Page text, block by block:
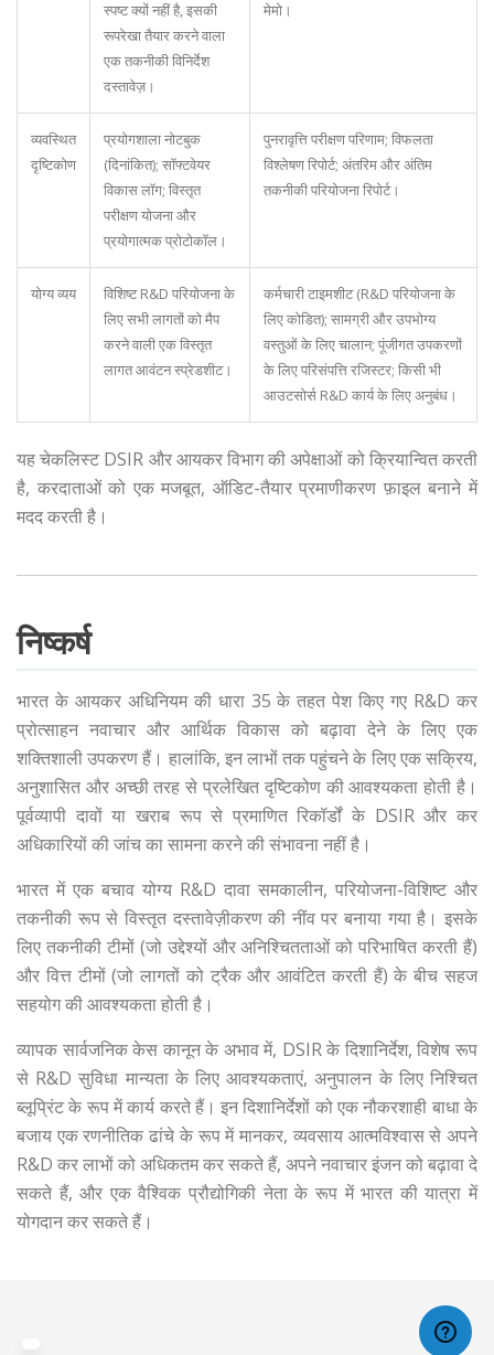
स्पष्ट क्यों नहीं है, इसकी
रूपरेखा तैयार करने वाला
एक तकनीकी विनिर्देश
दस्तावेज़।
मेमो।
व्यवस्थित
दृष्टिकोण
प्रयोगशाला नोटबुक
(दिनांकित); सॉफ्टवेयर
विकास लॉग; विस्तृत
परीक्षण योजना और
प्रयोगात्मक प्रोटोकॉल।
पुनरावृत्ति परीक्षण परिणाम; विफलता
विश्लेषण रिपोर्ट; अंतरिम और अंतिम
तकनीकी परियोजना रिपोर्ट।
योग्य व्यय
विशिष्ट R&D परियोजना के
लिए सभी लागतों को मैप
करने वाली एक विस्तृत
लागत आवंटन स्प्रेडशीट।
कर्मचारी टाइमशीट (R&D परियोजना के
लिए कोडित); सामग्री और उपभोग्य
वस्तुओं के लिए चालान; पूंजीगत उपकरणों
के लिए परिसंपत्ति रजिस्टर; किसी भी
आउटसोर्स R&D कार्य के लिए अनुबंध।
यह चेकलिस्ट DSIR और आयकर विभाग की अपेक्षाओं को क्रियान्वित करती
है, करदाताओं को एक मजबूत, ऑडिट-तैयार प्रमाणीकरण फ़ाइल बनाने में
मदद करती है।
निष्कर्ष
भारत के आयकर अधिनियम की धारा 35 के तहत पेश किए गए R&D कर
प्रोत्साहन नवाचार और आर्थिक विकास को बढ़ावा देने के लिए एक
शक्तिशाली उपकरण हैं। हालांकि, इन लाभों तक पहुंचने के लिए एक सक्रिय,
अनुशासित और अच्छी तरह से प्रलेखित दृष्टिकोण की आवश्यकता होती है।
पूर्वव्यापी दावों या खराब रूप से प्रमाणित रिकॉर्डों के DSIR और कर
अधिकारियों की जांच का सामना करने की संभावना नहीं है।
भारत में एक बचाव योग्य R&D दावा समकालीन, परियोजना-विशिष्ट और
तकनीकी रूप से विस्तृत दस्तावेज़ीकरण की नींव पर बनाया गया है। इसके
लिए तकनीकी टीमों (जो उद्देश्यों और अनिश्चितताओं को परिभाषित करती हैं)
और वित्त टीमों (जो लागतों को ट्रैक और आवंटित करती हैं) के बीच सहज
सहयोग की आवश्यकता होती है।
व्यापक सार्वजनिक केस कानून के अभाव में, DSIR के दिशानिर्देश, विशेष रूप
से R&D सुविधा मान्यता के लिए आवश्यकताएं, अनुपालन के लिए निश्चित
ब्लूप्रिंट के रूप में कार्य करते हैं। इन दिशानिर्देशों को एक नौकरशाही बाधा के
बजाय एक रणनीतिक ढांचे के रूप में मानकर, व्यवसाय आत्मविश्वास से अपने
R&D कर लाभों को अधिकतम कर सकते हैं, अपने नवाचार इंजन को बढ़ावा दे
सकते हैं, और एक वैश्विक प्रौद्योगिकी नेता के रूप में भारत की यात्रा में
योगदान कर सकते हैं।